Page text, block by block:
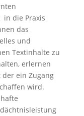
in die Praxis
das
und
Textinhalte zu
erlernen
ein Zugang
wird.